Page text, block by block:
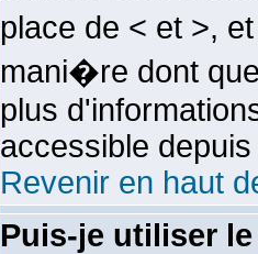
place de < et >,
mani�re dont
plus
accessible
Revenir en haut
Puis-je utiliser